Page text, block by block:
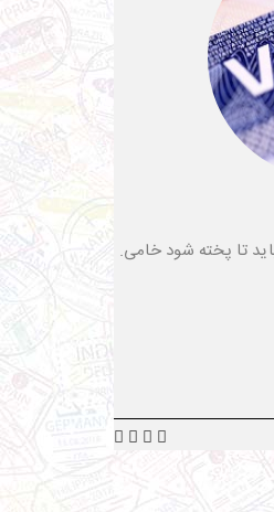
تا پخته شود خامی.